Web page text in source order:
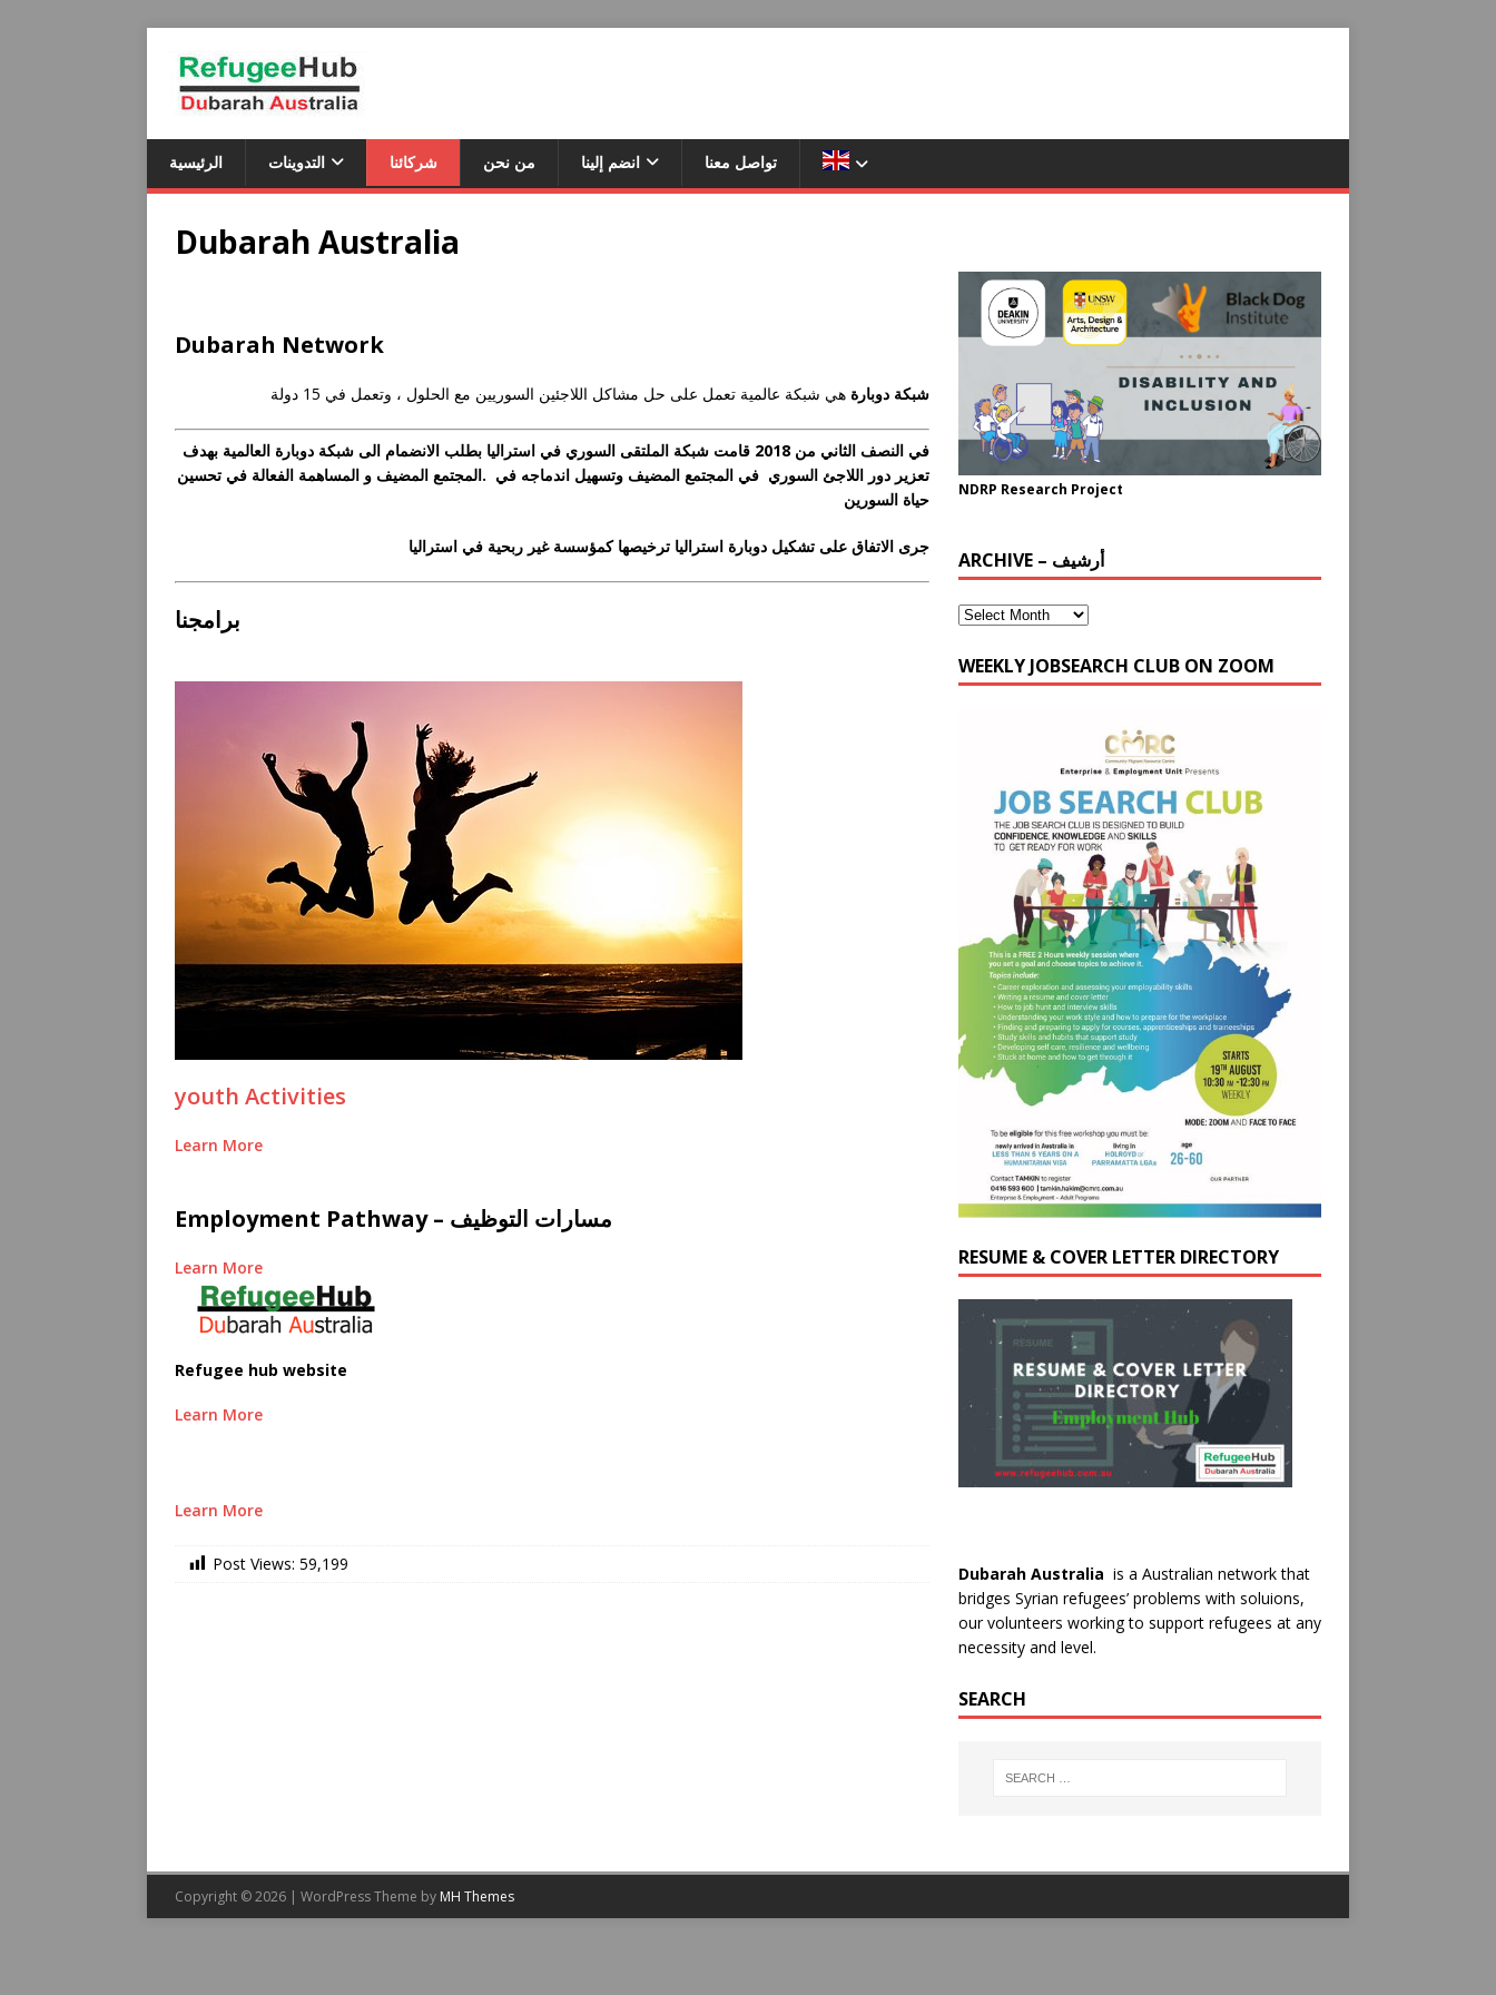
الرئيسية التدوينات شركائنا من نحن انضم إلينا تواصل معنا
Dubarah Australia
Dubarah Network
شبكة دوبارة هي شبكة عالمية تعمل على حل مشاكل اللاجئين السوريين مع الحلول ، وتعمل في 15 دولة
في النصف الثاني من 2018 قامت شبكة الملتقى السوري في استراليا بطلب الانضمام الى شبكة دوبارة العالمية بهدف
تعزير دور اللاجئ السوري في المجتمع المضيف وتسهيل اندماجه في .المجتمع المضيف و المساهمة الفعالة في تحسين
حياة السورين
جرى الاتفاق على تشكيل دوبارة استراليا ترخيصها كمؤسسة غير ربحية في استراليا
برامجنا
youth Activities
Learn More
Employment Pathway – مسارات التوظيف
Learn More
Refugee hub website
Learn More
Learn More
Post Views: 59,199
NDRP Research Project
ARCHIVE – أرشيف
WEEKLY JOBSEARCH CLUB ON ZOOM
RESUME & COVER LETTER DIRECTORY
Dubarah Australia is a Australian network that
bridges Syrian refugees’ problems with soluions,
our volunteers working to support refugees at any
necessity and level.
SEARCH
Copyright © 2026 | WordPress Theme by MH Themes